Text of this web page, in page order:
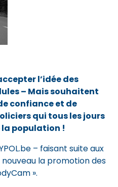
l’idée des
– Mais souhaitent
confiance et de
qui tous les jours
population !
– faisant suite aux
la promotion des
».